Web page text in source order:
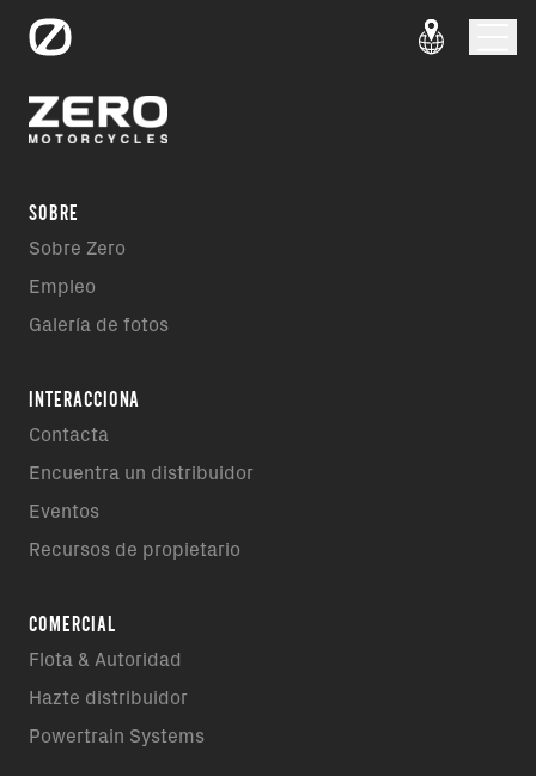
SOBRE
Sobre Zero
Empleo
Galería de fotos
INTERACCIONA
Contacta
Encuentra un distribuidor
Eventos
Recursos de propietario
COMERCIAL
Flota & Autoridad
Hazte distribuidor
Powertrain Systems